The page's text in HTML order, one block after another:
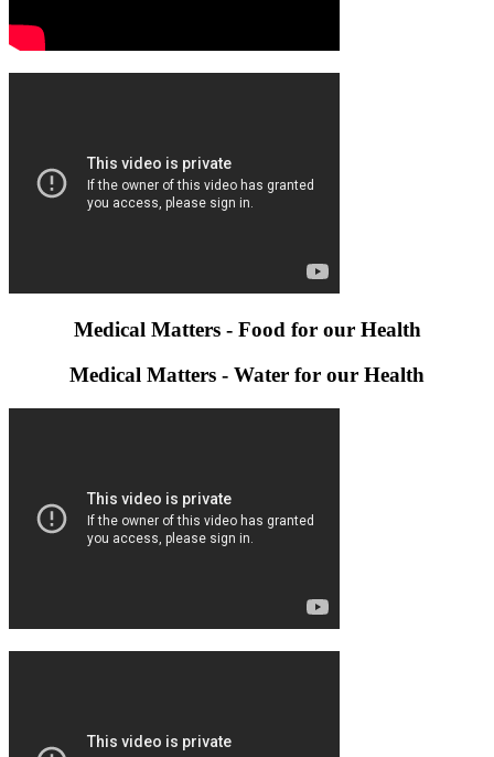
Medical Matters - Food for our Health
Medical Matters - Water for our Health